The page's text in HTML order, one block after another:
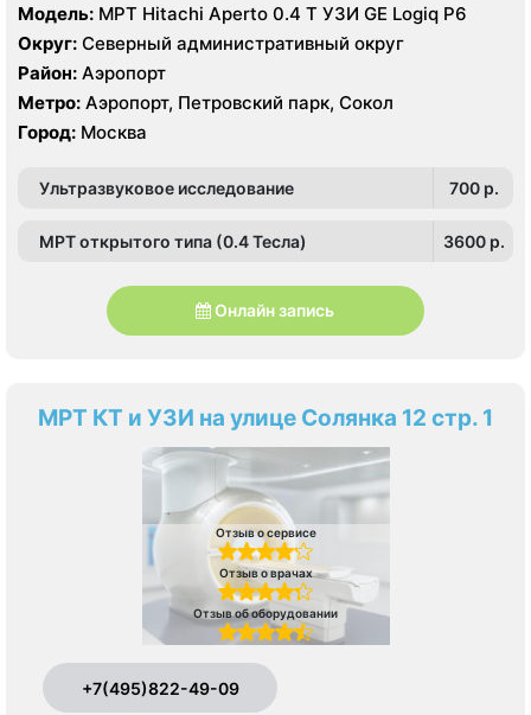
Модель: МРТ Hitachi Aperto 0.4 Т УЗИ GE Logiq P6
Округ: Северный административный округ
Район: Аэропорт
Метро: Аэропорт, Петровский парк, Сокол
Город: Москва
Ультразвуковое исследование 700 p.
МРТ открытого типа (0.4 Тесла) 3600 p.
Онлайн запись
МРТ КТ и УЗИ на улице Солянка 12 стр. 1
Отзыв о сервисе
Отзыв о врачах
Отзыв об оборудовании
+7(495)822-49-09